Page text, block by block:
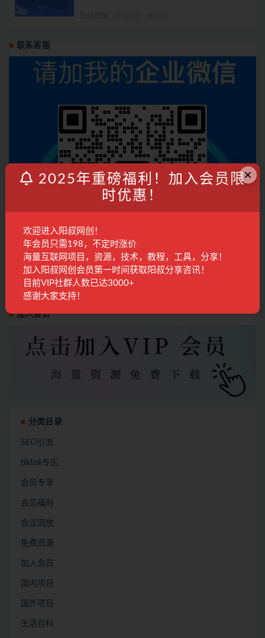
联系客服
加入会员
分类目录
SEO引流
tiktok专区
会员专享
会员福利
会议回放
免费资源
加入会员
国内项目
国外项目
生活百科
×
2025年重磅福利！加入会员限
时优惠！
欢迎进入阳叔网创！
年会员只需198，不定时涨价
海量互联网项目，资源，技术，教程，工具，分享！
加入阳叔网创会员第一时间获取阳叔分享咨讯！
目前VIP社群人数已达3000+
感谢大家支持！